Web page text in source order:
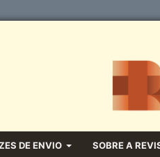
DE ENVIO SOBRE A